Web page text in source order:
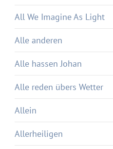
All We Imagine As Light
Alle anderen
Alle hassen Johan
Alle reden übers Wetter
Allein
Allerheiligen